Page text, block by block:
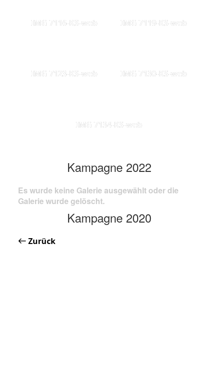
IMG 7116-KS-web IMG 7119-KS-web
IMG 7123-KS-web IMG 7130-KS-web
IMG 7134-KS-web
Kampagne 2022
Es wurde keine Galerie ausgewählt oder die
Galerie wurde gelöscht.
Kampagne 2020
Zurück